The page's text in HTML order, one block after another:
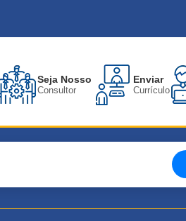
Seja Nosso
Consultor
Enviar
Currículo